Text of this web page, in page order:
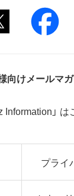
失、業務の中断、逸
フトウェアの使用
接的、特別、偶発
、お客様は下記事
等に基づく輸出
向けメールマ
Information」 は
プライ